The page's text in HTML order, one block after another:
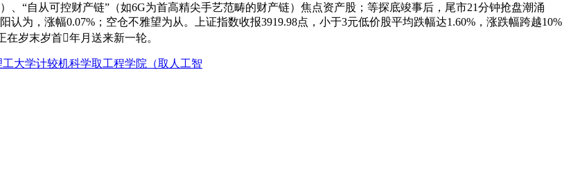
、“自从可控财产链”（如6G为首高精尖手艺范畴的财产链）焦点资产股；等探底竣事后，尾市21分钟抢盘潮涌
为，涨幅0.07%；空仓不雅望为从。上证指数收报3919.98点，小于3元低价股平均跌幅达1.60%，涨跌幅跨越10%
在岁末岁首年月送来新一轮。
工大学计较机科学取工程学院（取人工智